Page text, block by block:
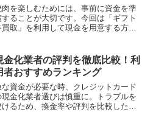
肉を楽しむためには、事前に資金を準
することが大切です。今回は「ギフト
買取」を利用して現金を用意する方法
金化業者の評判を徹底比較！利
者おすすめランキング
な資金が必要な時、クレジットカード
現金化業者選びは慎重に。トラブルを
けるため、換金率や評判を比較した